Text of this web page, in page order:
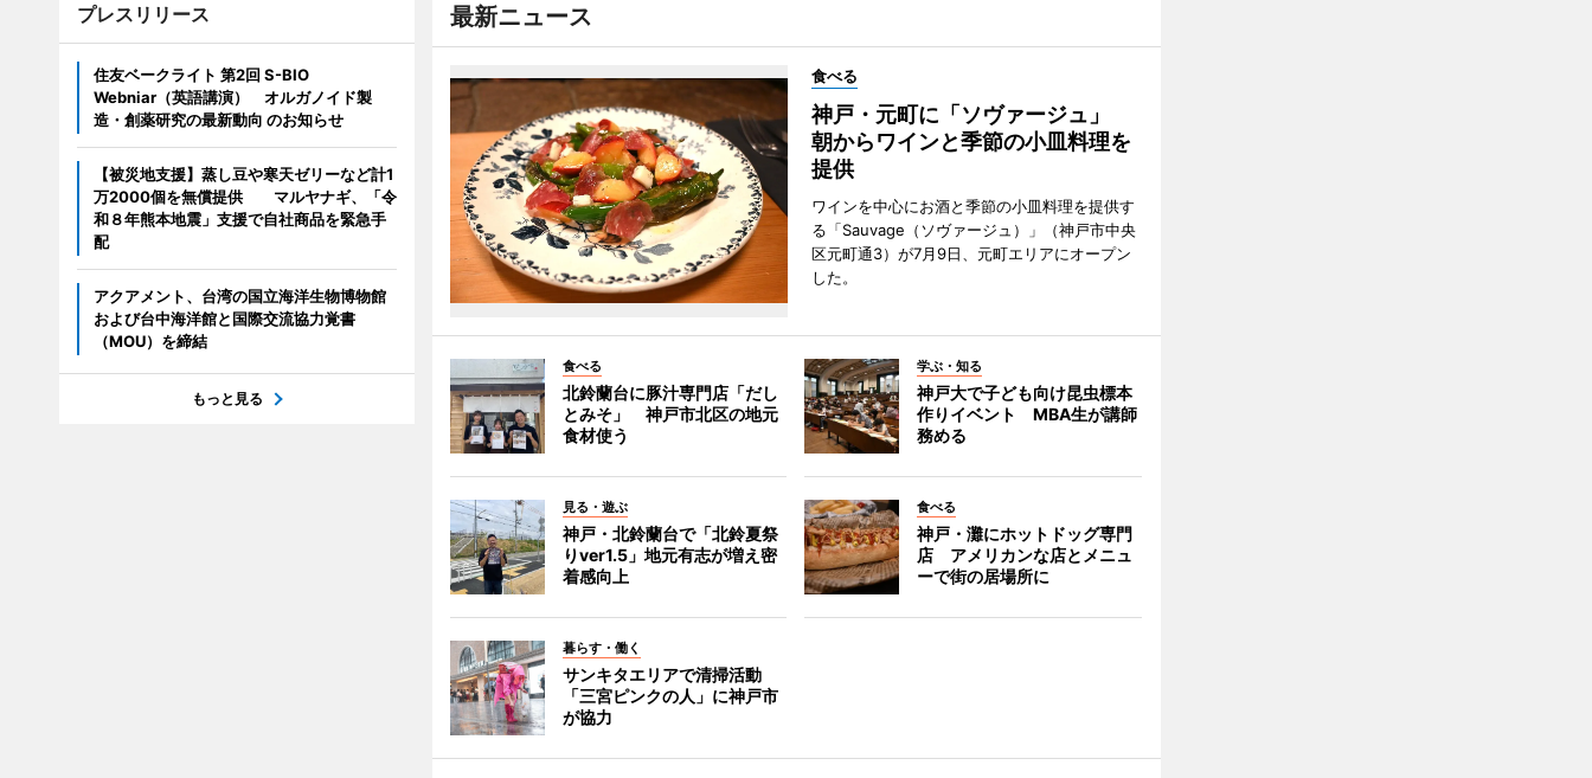
最新ニュース
食べる
神戸・元町に「ソヴァージュ」
朝からワインと季節の小皿料理を
提供
ワインを中心にお酒と季節の小皿料理を提供す
る「Sauvage（ソヴァージュ）」（神戸市中央
区元町通3）が7月9日、元町エリアにオープン
した。
食べる
北鈴蘭台に豚汁専門店「だし
とみそ」 神戸市北区の地元
食材使う
学ぶ・知る
神戸大で子ども向け昆虫標本
作りイベント MBA生が講師
務める
見る・遊ぶ
神戸・北鈴蘭台で「北鈴夏祭
りver1.5」地元有志が増え密
着感向上
食べる
神戸・灘にホットドッグ専門
店 アメリカンな店とメニュ
ーで街の居場所に
暮らす・働く
サンキタエリアで清掃活動
「三宮ピンクの人」に神戸市
が協力
プレスリリース
住友ベークライト 第2回 S-BIO
Webniar（英語講演） オルガノイド製
造・創薬研究の最新動向 のお知らせ
【被災地支援】蒸し豆や寒天ゼリーなど計1
万2000個を無償提供 マルヤナギ、「令
和８年熊本地震」支援で自社商品を緊急手
配
アクアメント、台湾の国立海洋生物博物館
および台中海洋館と国際交流協力覚書
（MOU）を締結
もっと見る